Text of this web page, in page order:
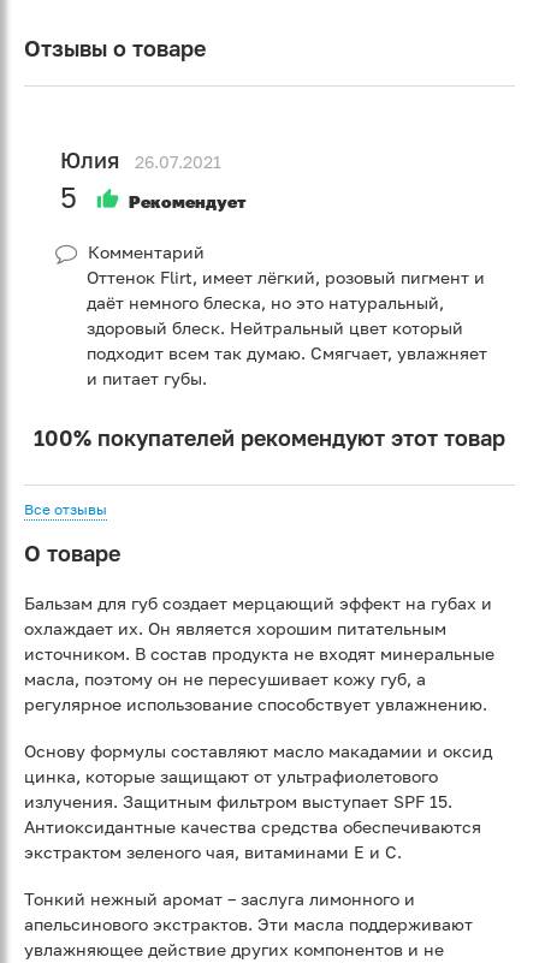
Отзывы о товаре
Юлия 26.07.2021
5 Рекомендует
Комментарий
Оттенок Flirt, имеет лёгкий, розовый пигмент и
даёт немного блеска, но это натуральный,
здоровый блеск. Нейтральный цвет который
подходит всем так думаю. Смягчает, увлажняет
и питает губы.
100% покупателей рекомендуют этот товар
Все отзывы
О товаре
Бальзам для губ создает мерцающий эффект на губах и
охлаждает их. Он является хорошим питательным
источником. В состав продукта не входят минеральные
масла, поэтому он не пересушивает кожу губ, а
регулярное использование способствует увлажнению.
Основу формулы составляют масло макадамии и оксид
цинка, которые защищают от ультрафиолетового
излучения. Защитным фильтром выступает SPF 15.
Антиоксидантные качества средства обеспечиваются
экстрактом зеленого чая, витаминами Е и С.
Тонкий нежный аромат – заслуга лимонного и
апельсинового экстрактов. Эти масла поддерживают
увлажняющее действие других компонентов и не